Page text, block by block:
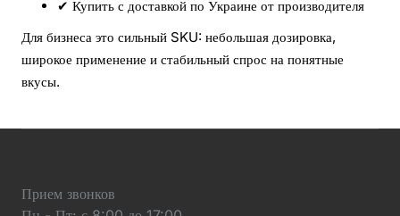
✔ Купить с доставкой по Украине от производителя
Для бизнеса это сильный SKU: небольшая дозировка,
широкое применение и стабильный спрос на понятные
вкусы.
Прием звонков